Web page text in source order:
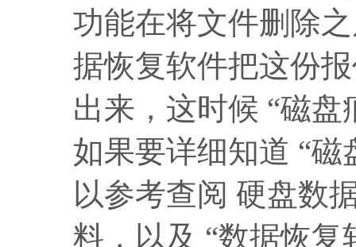
功能在将文件删除
据恢复软件把这份
出来，这时候 “磁
如果要详细知道 “
以参考查阅 硬盘数
料，以及 “数据恢复